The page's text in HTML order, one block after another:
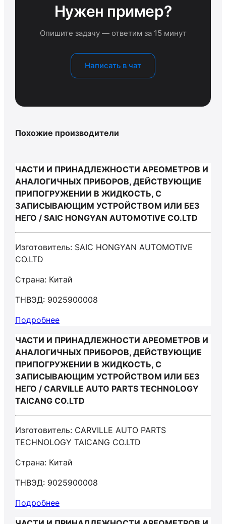
Нужен пример?
Опишите задачу — ответим за 15 минут
Написать в чат
Похожие производители
ЧАСТИ И ПРИНАДЛЕЖНОСТИ АРЕОМЕТРОВ И
АНАЛОГИЧНЫХ ПРИБОРОВ, ДЕЙСТВУЮЩИЕ
ПРИПОГРУЖЕНИИ В ЖИДКОСТЬ, С
ЗАПИСЫВАЮЩИМ УСТРОЙСТВОМ ИЛИ БЕЗ
НЕГО / SAIC HONGYAN AUTOMOTIVE CO.LTD
Изготовитель: SAIC HONGYAN AUTOMOTIVE
CO.LTD
Страна: Китай
ТНВЭД: 9025900008
Подробнее
ЧАСТИ И ПРИНАДЛЕЖНОСТИ АРЕОМЕТРОВ И
АНАЛОГИЧНЫХ ПРИБОРОВ, ДЕЙСТВУЮЩИЕ
ПРИПОГРУЖЕНИИ В ЖИДКОСТЬ, С
ЗАПИСЫВАЮЩИМ УСТРОЙСТВОМ ИЛИ БЕЗ
НЕГО / CARVILLE AUTO PARTS TECHNOLOGY
TAICANG CO.LTD
Изготовитель: CARVILLE AUTO PARTS
TECHNOLOGY TAICANG CO.LTD
Страна: Китай
ТНВЭД: 9025900008
Подробнее